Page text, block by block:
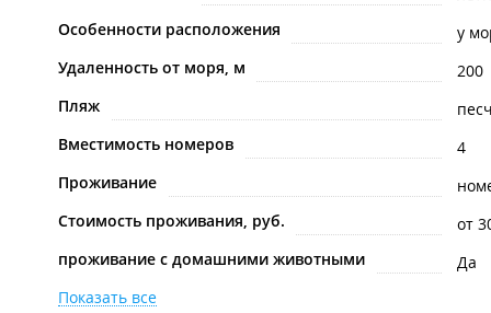
Особенности расположения
у
Удаленность от моря, м
200
Пляж
Вместимость номеров
4
Проживание
Стоимость проживания, руб.
от
проживание с домашними животными
Да
Показать все